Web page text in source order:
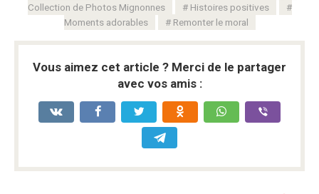
Collection de Photos Mignonnes
Histoires positives
Moments adorables
Remonter le moral
Vous aimez cet article ? Merci de le partager
avec vos amis :